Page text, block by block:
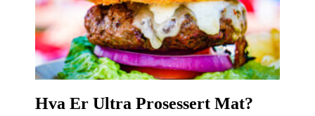
Hva Er Ultra Prosessert Mat?